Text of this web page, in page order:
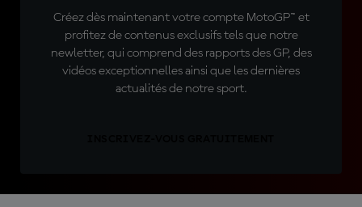
Créez dès maintenant votre compte MotoGP™ et
profitez de contenus exclusifs tels que notre
newletter, qui comprend des rapports des GP, des
vidéos exceptionnelles ainsi que les dernières
actualités de notre sport.